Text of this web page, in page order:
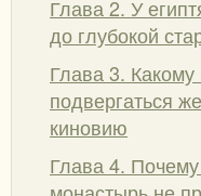
Глава 2. У
до глубокой
Глава 3.
подвергаться
киновию
Глава 4.